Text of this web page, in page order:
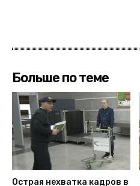
Больше по теме
Острая нехватка кадров в